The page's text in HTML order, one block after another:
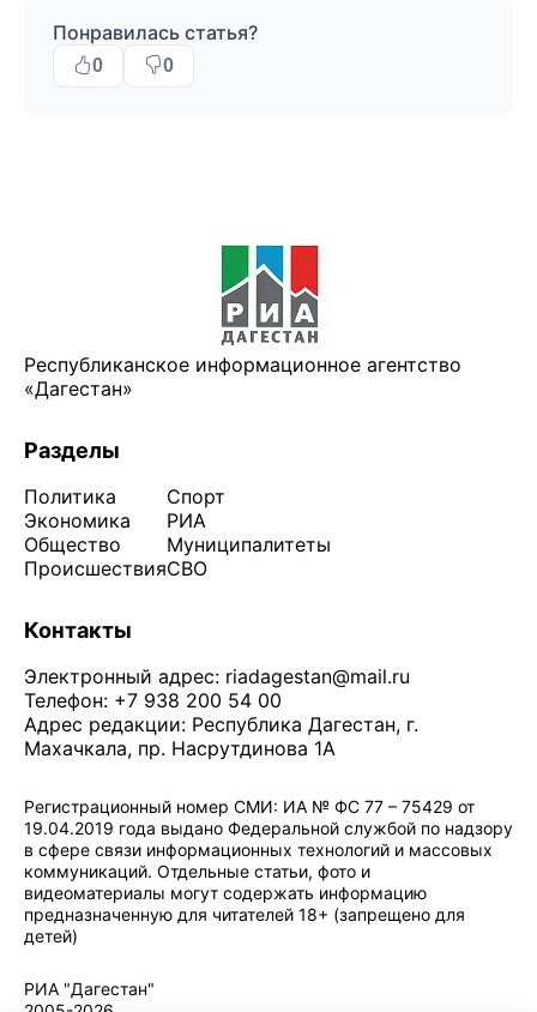
Понравилась статья?
0 0
Республиканское информационное агентство
«Дагестан»
Разделы
Политика
Экономика
Общество
Происшествия
Спорт
РИА
Муниципалитеты
СВО
Контакты
Электронный адрес: riadagestan@mail.ru
Телефон: +7 938 200 54 00
Адрес редакции: Республика Дагестан, г.
Махачкала, пр. Насрутдинова 1А
Регистрационный номер СМИ: ИА № ФС 77 – 75429 от
19.04.2019 года выдано Федеральной службой по надзору
в сфере связи информационных технологий и массовых
коммуникаций. Отдельные статьи, фото и
видеоматериалы могут содержать информацию
предназначенную для читателей 18+ (запрещено для
детей)
РИА "Дагестан"